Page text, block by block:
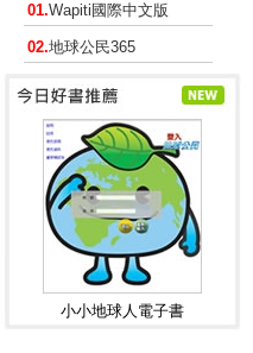
01.Wapiti國際中文版
02.地球公民365
小小地球人電子書